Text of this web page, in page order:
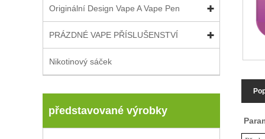
Originální Design Vape A Vape Pen
PRÁZDNÉ VAPE PŘÍSLUŠENSTVÍ
Nikotinový sáček
představované výrobky